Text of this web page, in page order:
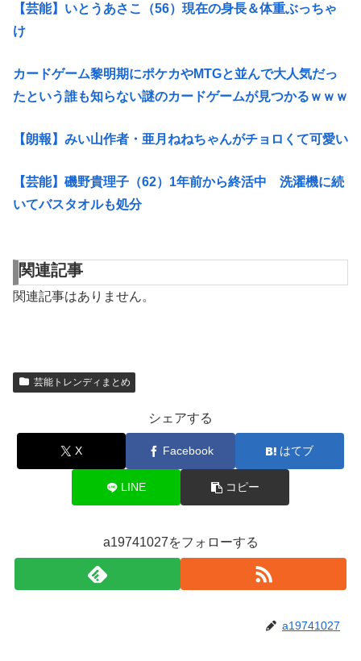
【芸能】いとうあさこ（56）現在の身長＆体重ぶっちゃ
け
カードゲーム黎明期にポケカやMTGと並んで大人気だっ
たという誰も知らない謎のカードゲームが見つかるｗｗｗ
【朗報】みい山作者・亜月ねねちゃんがチョロくて可愛い
【芸能】磯野貴理子（62）1年前から終活中 洗濯機に続
いてバスタオルも処分
関連記事
関連記事はありません。
芸能トレンディまとめ
シェアする
X Facebook はてブ
LINE コピー
a19741027をフォローする
a19741027